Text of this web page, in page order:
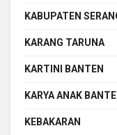
KABUPATEN
KARANG TARUNA
KARTINI BANTEN
KARYA ANAK
KEBAKARAN